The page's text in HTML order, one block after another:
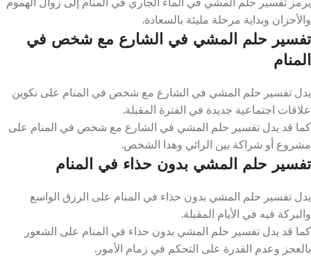
والأحزان وبداية مرحلة مليئة بالسعادة.
تفسير حلم المشي في الشارع مع شخص في
المنام
يدل تفسير حلم المشي في الشارع مع شخص في المنام على تكوين
علاقات اجتماعية جديدة في الفترة المقبلة.
كما قد يدل تفسير حلم المشي في الشارع مع شخص في المنام على
مشروع أو شراكة بين الرائي وهذا الشخص.
تفسير حلم المشي بدون حذاء في المنام
يدل تفسير حلم المشي بدون حذاء في المنام على الرزق الواسع
والبركة فيه في الأيام المقبلة.
كما قد يدل تفسير حلم المشي بدون حذاء في المنام على الشعور
بالعجز وعدم القدرة على التحكم في زمام الأمور.